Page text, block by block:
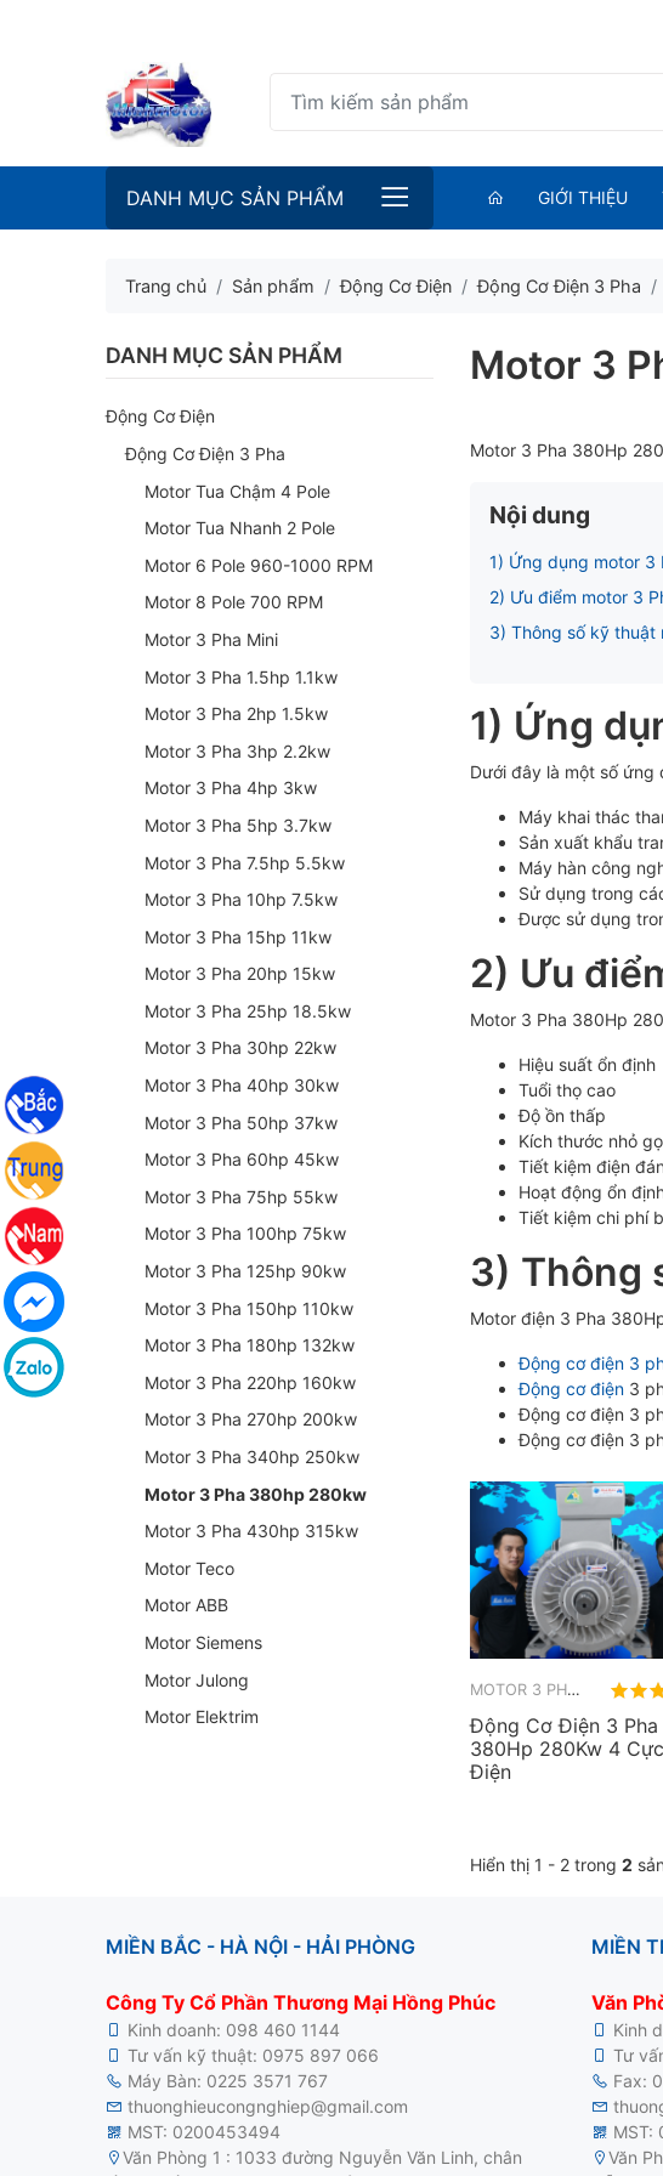
DANH MỤC SẢN PHẨM GIỚI THIỆU
Trang chủ Sản phẩm Động Cơ Điện Động Cơ Điện 3 Pha
DANH MỤC SẢN PHẨM
Động Cơ Điện
Động Cơ Điện 3 Pha
Motor Tua Chậm 4 Pole
Motor Tua Nhanh 2 Pole
Motor 6 Pole 960-1000 RPM
Motor 8 Pole 700 RPM
Motor 3 Pha Mini
Motor 3 Pha 1.5hp 1.1kw
Motor 3 Pha 2hp 1.5kw
Motor 3 Pha 3hp 2.2kw
Motor 3 Pha 4hp 3kw
Motor 3 Pha 5hp 3.7kw
Motor 3 Pha 7.5hp 5.5kw
Motor 3 Pha 10hp 7.5kw
Motor 3 Pha 15hp 11kw
Motor 3 Pha 20hp 15kw
Motor 3 Pha 25hp 18.5kw
Motor 3 Pha 30hp 22kw
Motor 3 Pha 40hp 30kw
Motor 3 Pha 50hp 37kw
Motor 3 Pha 60hp 45kw
Motor 3 Pha 75hp 55kw
Motor 3 Pha 100hp 75kw
Motor 3 Pha 125hp 90kw
Motor 3 Pha 150hp 110kw
Motor 3 Pha 180hp 132kw
Motor 3 Pha 220hp 160kw
Motor 3 Pha 270hp 200kw
Motor 3 Pha 340hp 250kw
Motor 3 Pha 380hp 280kw
Motor 3 Pha 430hp 315kw
Motor Teco
Motor ABB
Motor Siemens
Motor Julong
Motor Elektrim
Motor 3
Motor 3 Pha 380Hp
Nội dung
1) Ứng dụng motor 3
2) Ưu điểm motor 3
3) Thông số kỹ thuật
1) Ứng
Dưới đây là một số
Máy khai thác
Sản xuất khẩu
Máy hàn công
Sử dụng trong
Được sử dụng
2) Ưu
Motor 3 Pha 380Hp
Hiệu suất ổn định
Tuổi thọ cao
Độ ồn thấp
Kích thước nhỏ
Tiết kiệm điện
Hoạt động ổn
Tiết kiệm chi phí
3) Thông
Motor điện 3 Pha
Động cơ điện 3
Động cơ điện 3
Động cơ điện 3
Động cơ điện 3
MOTOR 3 PHA 380HP 280KW
Động Cơ Điện 3 Pha
380Hp 280Kw 4 Cực
Điện
Hiển thị 1 - 2 trong 2
MIỀN BẮC - HÀ NỘI - HẢI PHÒNG
Công Ty Cổ Phần Thương Mại Hồng Phúc
Kinh doanh: 098 460 1144
Tư vấn kỹ thuật: 0975 897 066
Máy Bàn: 0225 3571 767
thuonghieucongnghiep@gmail.com
MST: 0200453494
Văn Phòng 1 : 1033 đường Nguyễn Văn Linh, chân
MIỀN
Văn
Kinh
Tư
Fax:
MST:
Văn